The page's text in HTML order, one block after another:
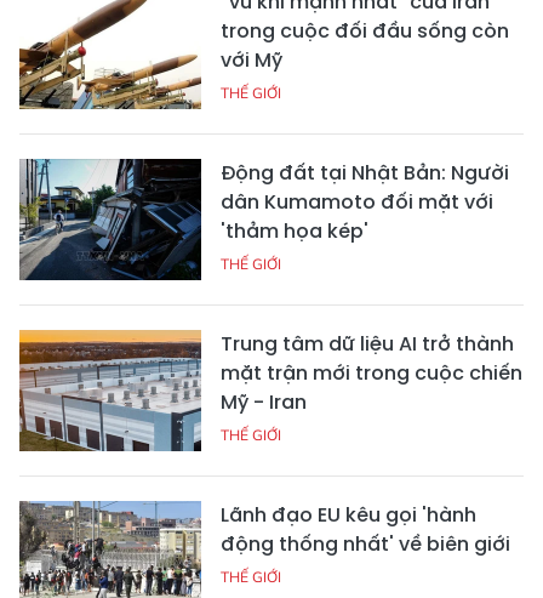
trong cuộc đối đầu sống còn
với Mỹ
THẾ GIỚI
Động đất tại Nhật Bản: Người
dân Kumamoto đối mặt với
'thảm họa kép'
THẾ GIỚI
Trung tâm dữ liệu AI trở thành
mặt trận mới trong cuộc chiến
Mỹ - Iran
THẾ GIỚI
Lãnh đạo EU kêu gọi 'hành
động thống nhất' về biên giới
THẾ GIỚI